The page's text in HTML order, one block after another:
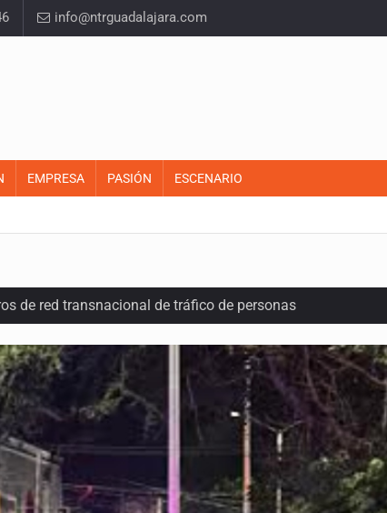
info@ntrguadalajara.com
EMPRESA PASIÓN ESCENARIO
de red transnacional de tráfico de personas
de la colonia Buenos Aires; detonación alarma a vecinos
tras recibir golpes en la cabeza en la colonia Americana
y asesinado frente a un templo en Guadalajara
de olor a gas en tres colonias de Tlaquepaque
estadounidense buscado por Interpol